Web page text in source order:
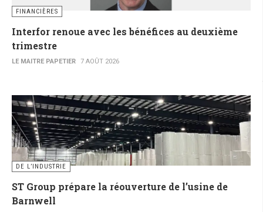
FINANCIÈRES
Interfor renoue avec les bénéfices au deuxième
trimestre
LE MAITRE PAPETIER 7 AOÛT 2026
DE L’INDUSTRIE
ST Group prépare la réouverture de l’usine de
Barnwell